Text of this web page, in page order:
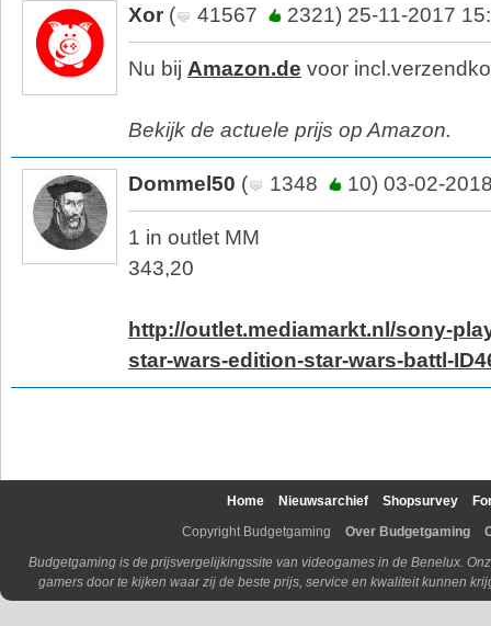
Xor ( 41567 2321) 25-11-2017
Nu bij Amazon.de voor
Bekijk de actuele prijs op Amazon.
Dommel50 ( 1348 10) 03-02-
1 in outlet MM
343,20
http://outlet.mediamarkt.nl/sony-
star-wars-edition-star-wars-battl-
Home Nieuwsarchief Shopsurvey
Copyright Budgetgaming
Over Budgetgaming
Budgetgaming is de prijsvergelijkingssite van videogames in de Benelux.
gamers door te kijken waar zij de beste prijs, service en kwaliteit kunnen